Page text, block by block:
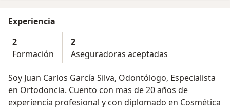
Experiencia
2
Formación
2
Aseguradoras aceptadas
Soy Juan Carlos García Silva, Odontólogo, Especialista
en Ortodoncia. Cuento con mas de 20 años de
experiencia profesional y con diplomado en Cosmética